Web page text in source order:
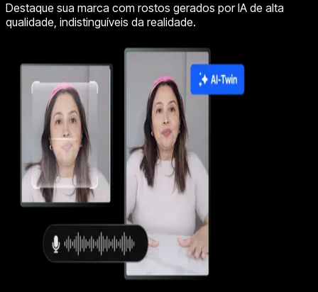
Destaque sua marca com rostos gerados por IA de alta
qualidade, indistinguíveis da realidade.